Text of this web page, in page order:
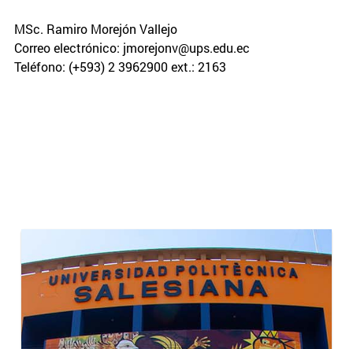
MSc. Ramiro Morejón Vallejo
Correo electrónico: jmorejonv@ups.edu.ec
Teléfono: (+593) 2 3962900 ext.: 2163